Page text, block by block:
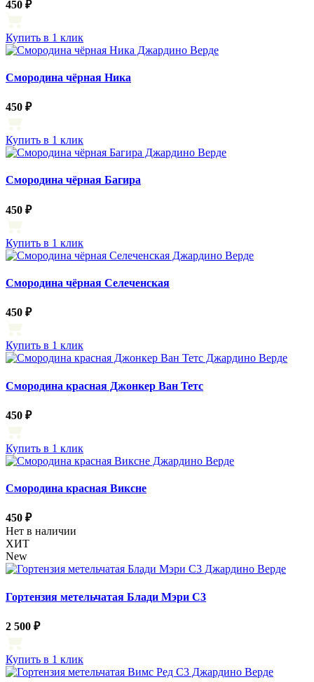
450 ₽
Купить в 1 клик
Смородина чёрная Ника
450 ₽
Купить в 1 клик
Смородина чёрная Багира
450 ₽
Купить в 1 клик
Смородина чёрная Селеченская
450 ₽
Купить в 1 клик
Смородина красная Джонкер Ван Тетс
450 ₽
Купить в 1 клик
Смородина красная Виксне
450 ₽
Нет в наличии
ХИТ
New
Гортензия метельчатая Блади Мэри С3
2 500 ₽
Купить в 1 клик